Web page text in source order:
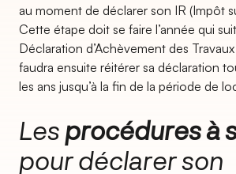
au moment de déclarer son IR (Impôt
Cette étape doit se faire l’année qui
Déclaration d’Achèvement des
faudra ensuite réitérer sa déclaration
les ans jusqu’à la fin de la période de
Les procédures à
pour déclarer son